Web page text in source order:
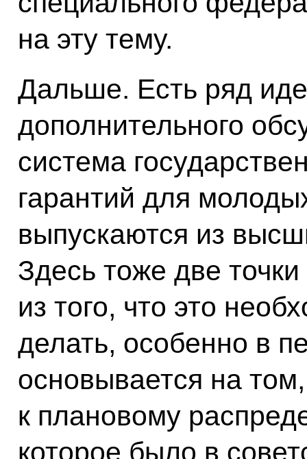
на эту тему.
Дальше. Есть ряд
дополнительного
система
гарантий для
выпускаются из
Здесь тоже две
из того, что это
делать, особенно в
основывается на
к плановому
которое было в